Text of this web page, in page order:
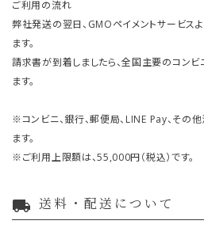
ご利用の流れ
弊社発送の翌日、GMOペイメントサービス
ます。
請求書が到着しましたら、全国主要のコン
ます。
※コンビニ、銀行、郵便局、LINE Pay、その
ます。
※ご利用上限額は、55,000円（税込）です。
local_shipping 送料・配送について